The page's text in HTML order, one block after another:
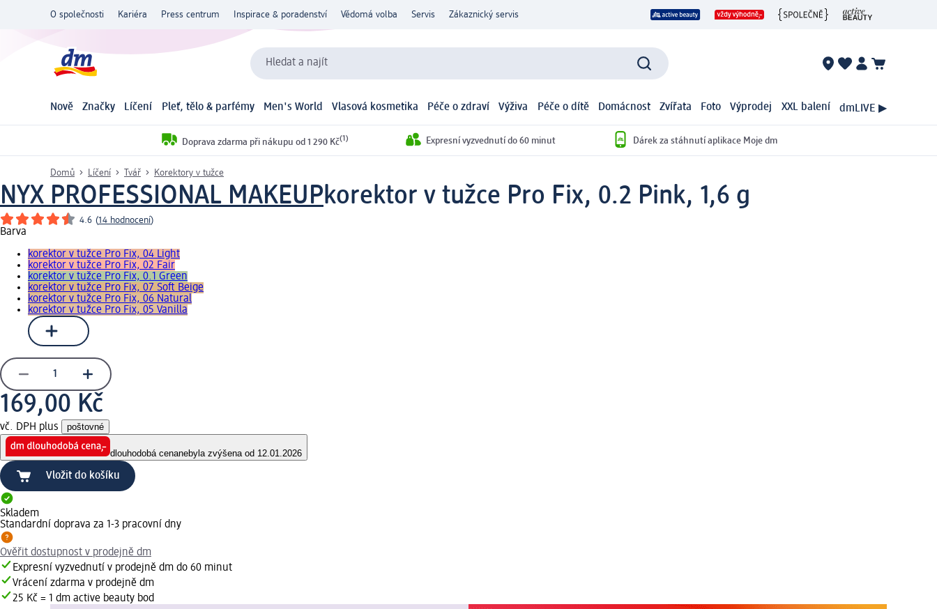
O společnosti Kariéra Press centrum Inspirace & poradenství Vědomá volba Servis Zákaznický servis
Hledat a najít
Nově Značky Líčení Pleť, tělo & parfémy Men's World Vlasová kosmetika Péče o zdraví Výživa Péče o dítě Domácnost Zvířata Foto Výprodej XXL balení dmLIVE ▶
Doprava zdarma při nákupu od 1 290 Kč(1) Expresní vyzvednutí do 60 minut Dárek za stáhnutí aplikace Moje dm
Domů Líčení Tvář Korektory v tužce
NYX PROFESSIONAL MAKEUPkorektor v tužce Pro Fix, 0.2 Pink, 1,6 g
4.6 (14 hodnocení)
Barva
korektor v tužce Pro Fix, 04 Light
korektor v tužce Pro Fix, 02 Fair
korektor v tužce Pro Fix, 0.1 Green
korektor v tužce Pro Fix, 07 Soft Beige
korektor v tužce Pro Fix, 06 Natural
korektor v tužce Pro Fix, 05 Vanilla
169,00 Kč
vč. DPH plus poštovné
dlouhodobá cenanebyla zvýšena od 12.01.2026
Vložit do košíku
Skladem
Standardní doprava za 1-3 pracovní dny
Ověřit dostupnost v prodejně dm
Expresní vyzvednutí v prodejně dm do 60 minut
Vrácení zdarma v prodejně dm
25 Kč = 1 dm active beauty bod